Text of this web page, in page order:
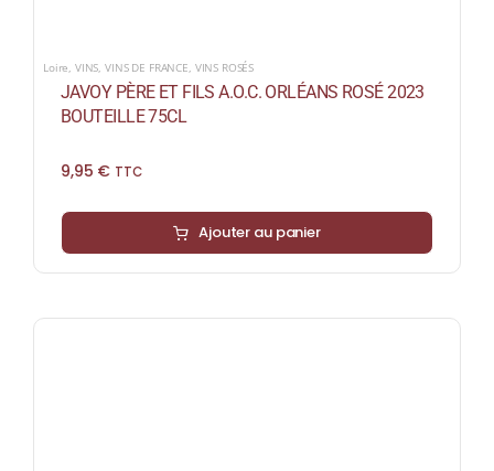
Loire, VINS,VINS DE FRANCE, VINS ROSÉS
JAVOY PÈRE ET FILS A.O.C. ORLÉANS ROSÉ 2023
BOUTEILLE 75CL
9,95 € TTC
Ajouter au panier